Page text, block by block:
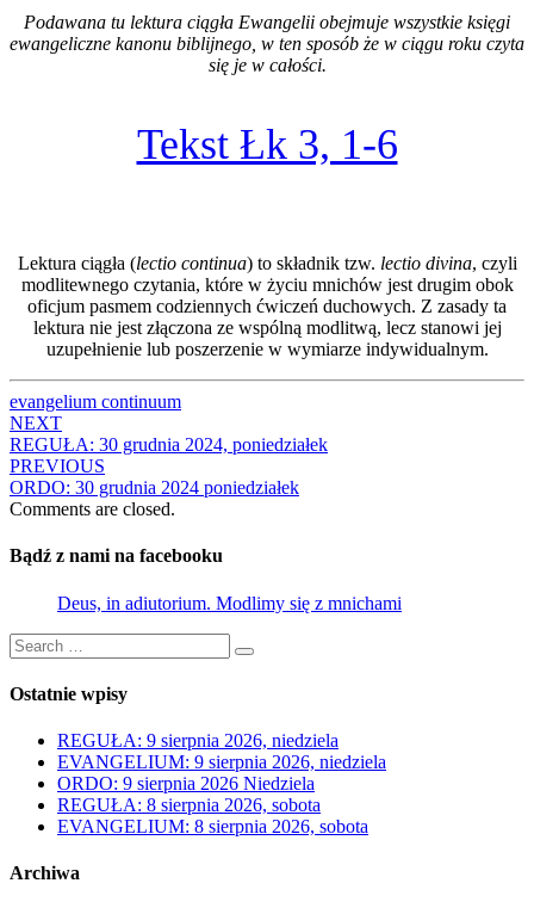
Podawana tu lektura ciągła Ewangelii obejmuje wszystkie księgi
ewangeliczne kanonu biblijnego, w ten sposób że w ciągu roku czyta
się je w całości.
Tekst Łk 3, 1-6
Lektura ciągła (lectio continua) to składnik tzw. lectio divina, czyli
modlitewnego czytania, które w życiu mnichów jest drugim obok
oficjum pasmem codziennych ćwiczeń duchowych. Z zasady ta
lektura nie jest złączona ze wspólną modlitwą, lecz stanowi jej
uzupełnienie lub poszerzenie w wymiarze indywidualnym.
evangelium continuum
Post
navigation
NEXT
REGUŁA: 30 grudnia 2024, poniedziałek
PREVIOUS
ORDO: 30 grudnia 2024 poniedziałek
Comments are closed.
Bądź z nami na facebooku
Deus, in adiutorium. Modlimy się z mnichami
Search
for:
Search
Ostatnie wpisy
REGUŁA: 9 sierpnia 2026, niedziela
EVANGELIUM: 9 sierpnia 2026, niedziela
ORDO: 9 sierpnia 2026 Niedziela
REGUŁA: 8 sierpnia 2026, sobota
EVANGELIUM: 8 sierpnia 2026, sobota
Archiwa